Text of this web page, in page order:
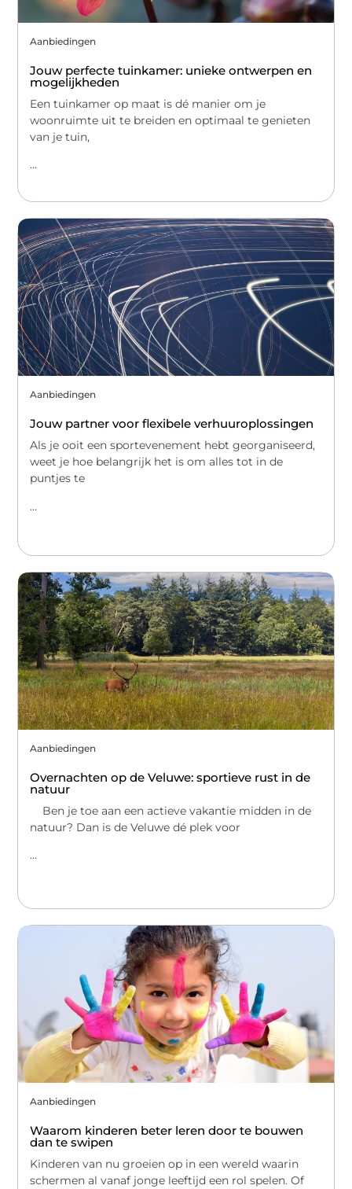
Aanbiedingen
Jouw perfecte tuinkamer: unieke ontwerpen en
mogelijkheden
Een tuinkamer op maat is dé manier om je
woonruimte uit te breiden en optimaal te genieten
van je tuin,
...
Aanbiedingen
Jouw partner voor flexibele verhuuroplossingen
Als je ooit een sportevenement hebt georganiseerd,
weet je hoe belangrijk het is om alles tot in de
puntjes te
...
Aanbiedingen
Overnachten op de Veluwe: sportieve rust in de
natuur
Ben je toe aan een actieve vakantie midden in de
natuur? Dan is de Veluwe dé plek voor
...
Aanbiedingen
Waarom kinderen beter leren door te bouwen
dan te swipen
Kinderen van nu groeien op in een wereld waarin
schermen al vanaf jonge leeftijd een rol spelen. Of